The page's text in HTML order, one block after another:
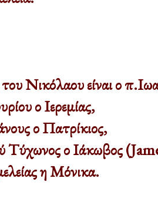
Νικόλαου είναι ο
ο Ιερεμίας,
ο Πατρίκιος,
Τύχωνος ο Ιάκωβος
η Μόνικα.